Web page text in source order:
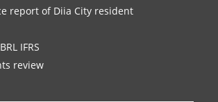
report of Diia City resident
IFRS
review